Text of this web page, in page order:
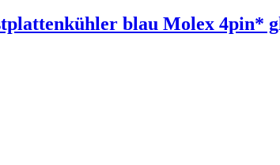
blau Molex 4pin*